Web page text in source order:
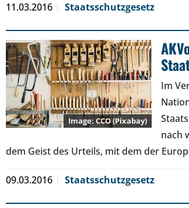
11.03.2016 Staatsschutzgesetz
CCO (Pixabay)
Im
nach
dem Geist des Urteils, mit dem der
09.03.2016 Staatsschutzgesetz